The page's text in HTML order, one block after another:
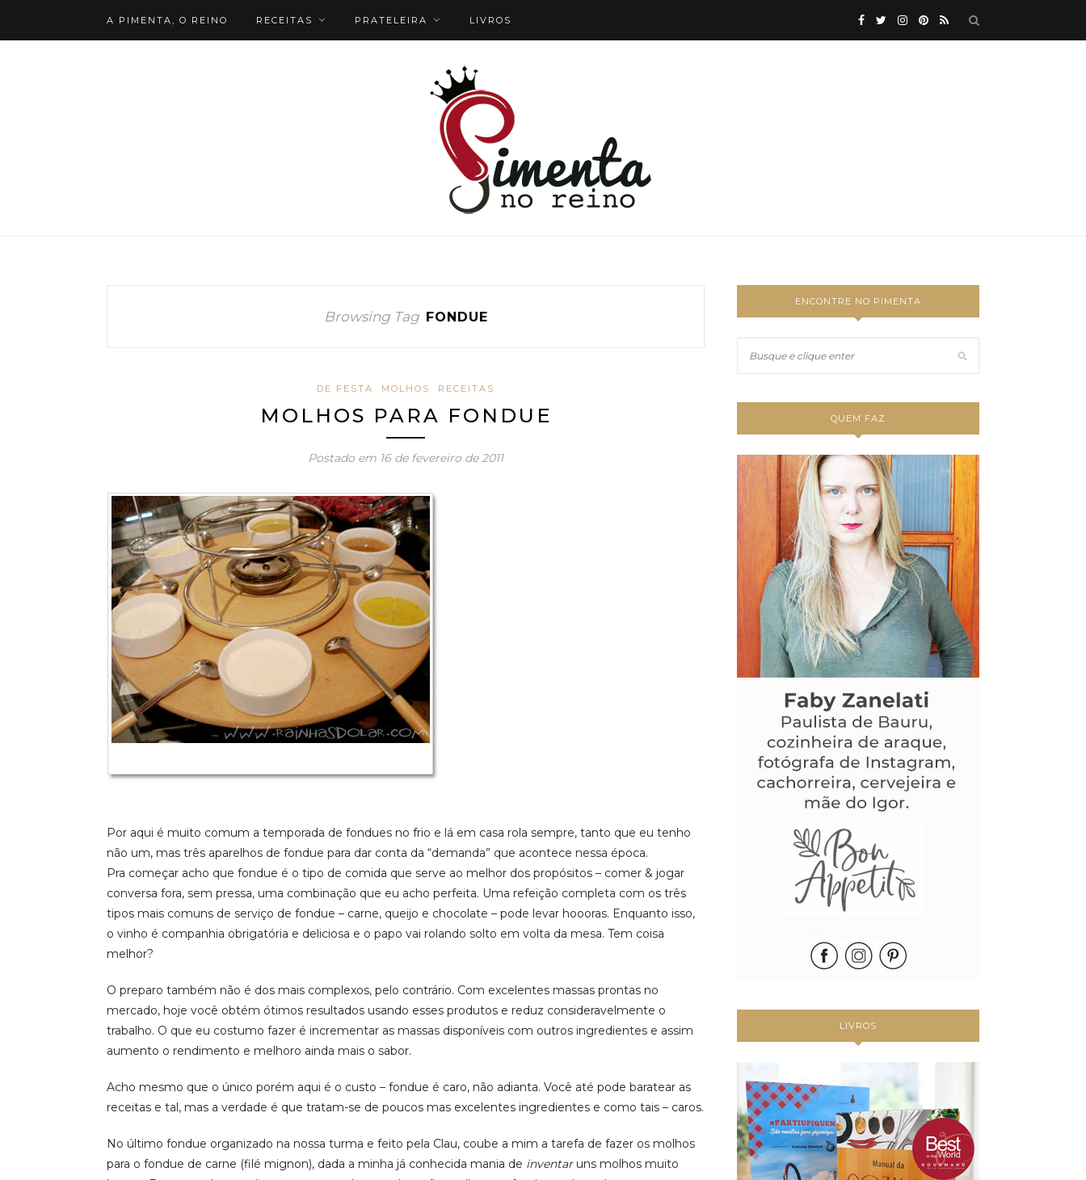
A PIMENTA, O REINO RECEITAS PRATELEIRA LIVROS
Browsing Tag FONDUE
DE FESTA MOLHOS RECEITAS
MOLHOS PARA FONDUE
Postado em 16 de fevereiro de 2011
Por aqui é muito comum a temporada de fondues no frio e lá em casa rola sempre, tanto que eu tenho
não um, mas três aparelhos de fondue para dar conta da “demanda” que acontece nessa época.
Pra começar acho que fondue é o tipo de comida que serve ao melhor dos propósitos – comer & jogar
conversa fora, sem pressa, uma combinação que eu acho perfeita. Uma refeição completa com os três
tipos mais comuns de serviço de fondue – carne, queijo e chocolate – pode levar hoooras. Enquanto isso,
o vinho é companhia obrigatória e deliciosa e o papo vai rolando solto em volta da mesa. Tem coisa
melhor?
O preparo também não é dos mais complexos, pelo contrário. Com excelentes massas prontas no
mercado, hoje você obtém ótimos resultados usando esses produtos e reduz consideravelmente o
trabalho. O que eu costumo fazer é incrementar as massas disponíveis com outros ingredientes e assim
aumento o rendimento e melhoro ainda mais o sabor.
Acho mesmo que o único porém aqui é o custo – fondue é caro, não adianta. Você até pode baratear as
receitas e tal, mas a verdade é que tratam-se de poucos mas excelentes ingredientes e como tais – caros.
No último fondue organizado na nossa turma e feito pela Clau, coube a mim a tarefa de fazer os molhos
para o fondue de carne (filé mignon), dada a minha já conhecida mania de inventaruns molhos muito
ENCONTRE NO PIMENTA
QUEM FAZ
LIVROS